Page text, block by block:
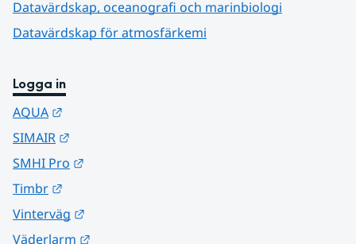
Datavärdskap, oceanografi och marinbiologi
Datavärdskap för atmosfärkemi
Logga in
AQUA
SIMAIR
SMHI Pro
Timbr
Vinterväg
Väderlarm